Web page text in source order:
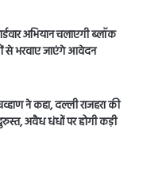
अभियान चलाएगी ब्लॉक
से भरवाए जाएंगे आवेदन
ने कहा, दल्ली राजहरा की
अवैध धंधों पर होगी कड़ी